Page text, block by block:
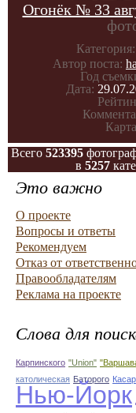
Огонёк № 33
Категория:
Автор поста:
Год
Дата:
Всего 523395
в 5257
Это важно
О проекте
Вопросы и ответы
Рекомендуем
Отказ от
Правообладателям
Реклама на проекте
Слова для
Карпинского "Union"
католическая Баторого
Нью-Йорк